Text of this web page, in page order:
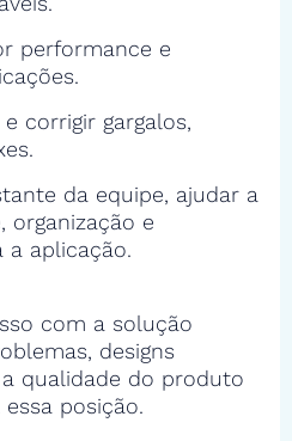
performance e
corrigir gargalos,
da equipe, ajudar a
organização e
a aplicação.
com a solução
designs
qualidade do produto
posição.